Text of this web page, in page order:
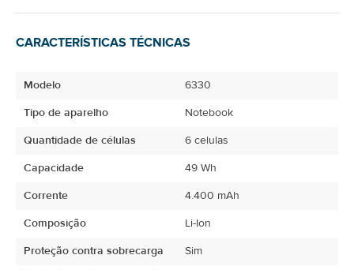
CARACTERÍSTICAS TÉCNICAS
Modelo
6330
Tipo de aparelho
Notebook
Quantidade de células
6 celulas
Capacidade
49 Wh
Corrente
4.400 mAh
Composição
Li-Ion
Proteção contra sobrecarga
Sim